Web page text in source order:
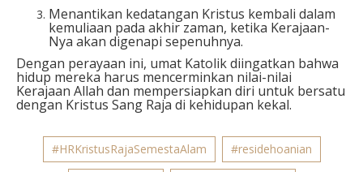
Menantikan kedatangan Kristus kembali dalam
kemuliaan pada akhir zaman, ketika Kerajaan-
Nya akan digenapi sepenuhnya.
Dengan perayaan ini, umat Katolik diingatkan bahwa
hidup mereka harus mencerminkan nilai-nilai
Kerajaan Allah dan mempersiapkan diri untuk bersatu
dengan Kristus Sang Raja di kehidupan kekal.
#HRKristusRajaSemestaAlam #residehoanian